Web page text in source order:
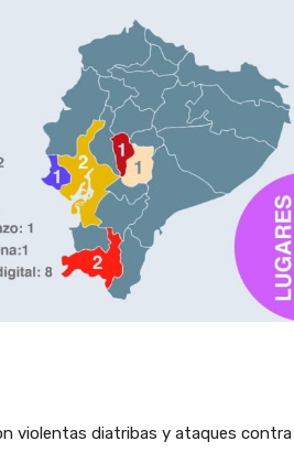
violentas diatribas y ataques contra